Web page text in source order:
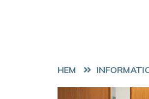
HEM